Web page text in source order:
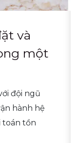
và
một
đội ngũ
hành hệ
toán tồn